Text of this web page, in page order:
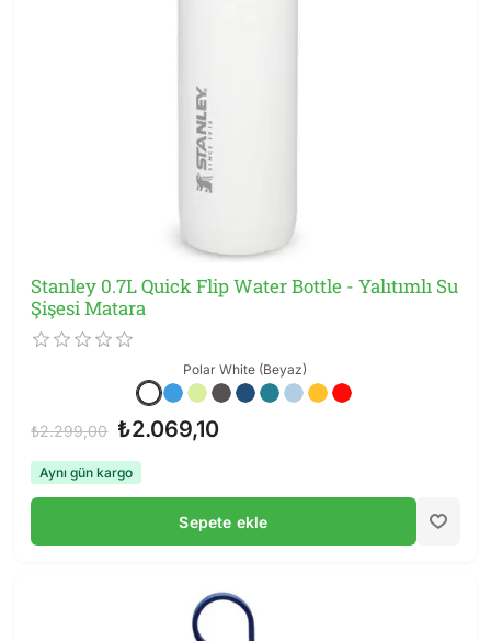
Stanley 0.7L Quick Flip Water Bottle - Yalıtımlı Su
Şişesi Matara
Polar White (Beyaz)
₺2.299,00 ₺2.069,10
Aynı gün kargo
Sepete ekle